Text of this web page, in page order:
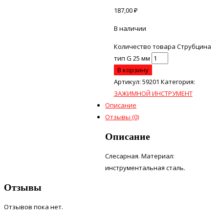
187,00₽
В наличии
Количество товара Струбцина
тип G 25 мм
В корзину
Артикул: 59201 Категория:
ЗАЖИМНОЙ ИНСТРУМЕНТ
Описание
Отзывы (0)
Описание
Слесарная. Материал:
инструментальная сталь.
Отзывы
Отзывов пока нет.